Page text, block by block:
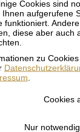
Cookies sind
aufgerufene
funktioniert.
diese aber auch
zu
Cookies
Nur